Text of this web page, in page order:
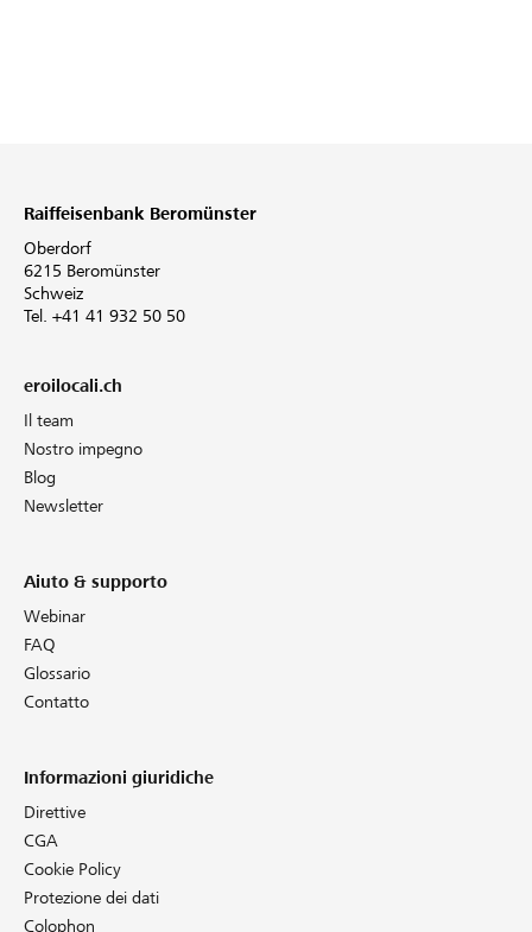
Raiffeisenbank Beromünster
Oberdorf
6215 Beromünster
Schweiz
Tel. +41 41 932 50 50
eroilocali.ch
Il team
Nostro impegno
Blog
Newsletter
Aiuto & supporto
Webinar
FAQ
Glossario
Contatto
Informazioni giuridiche
Direttive
CGA
Cookie Policy
Protezione dei dati
Colophon